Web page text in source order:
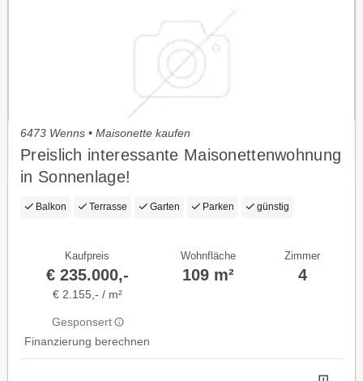
6473 Wenns • Maisonette kaufen
Preislich interessante Maisonettenwohnung
in Sonnenlage!
Balkon Terrasse Garten Parken günstig
Kaufpreis
€ 235.000,-
€ 2.155,- / m²
Gesponsert
Finanzierung berechnen
Wohnfläche
109 m²
Zimmer
4